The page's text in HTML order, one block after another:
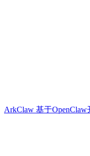
ArkClaw 基于